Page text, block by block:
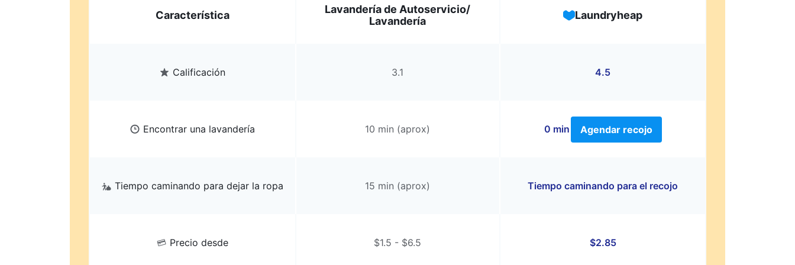
Característica
Lavandería de Autoservicio/
Lavandería
Laundryheap
Calificación 3.1 4.5
Encontrar una lavandería 10 min (aprox) 0 min Agendar recojo
Tiempo caminando para dejar la ropa 15 min (aprox) Tiempo caminando para el recojo
Precio desde $1.5 - $6.5 $2.85